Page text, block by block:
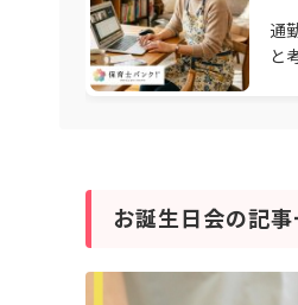
通
と
お誕生日会の記事